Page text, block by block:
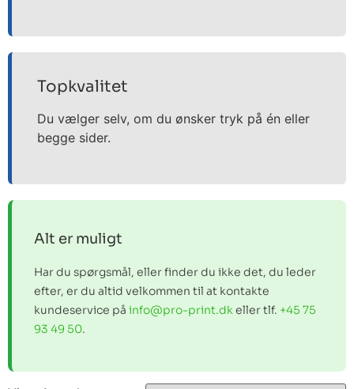
Topkvalitet
Du vælger selv, om du ønsker tryk på én eller
begge sider.
Alt er muligt
Har du spørgsmål, eller finder du ikke det, du leder
efter, er du altid velkommen til at kontakte
kundeservice på info@pro-print.dkeller tlf. +45 75
93 49 50.